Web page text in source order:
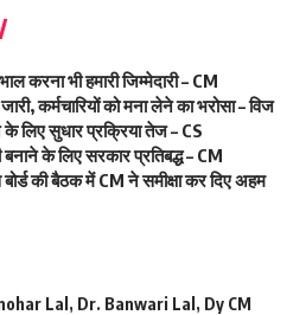
करना भी हमारी जिम्मेदारी – CM
कर्मचारियों को मना लेने का भरोसा – विज
के लिए सुधार प्रक्रिया तेज – CS
बनाने के लिए सरकार प्रतिबद्ध – CM
बोर्ड की बैठक में CM ने समीक्षा कर दिए अहम
Lal , Dr. Banwari Lal , Dy CM